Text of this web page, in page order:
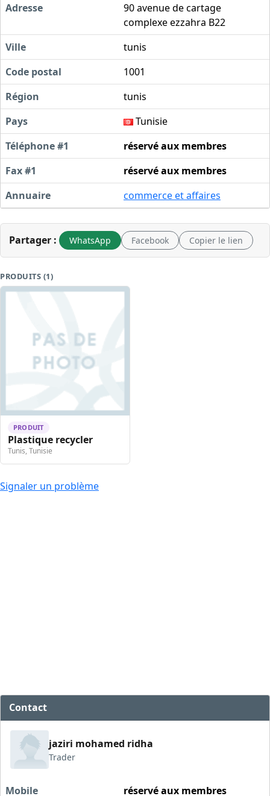
Adresse
90 avenue de cartage
complexe ezzahra B22
Ville
tunis
Code postal
1001
Région
tunis
Pays
Tunisie
Téléphone #1
réservé aux membres
Fax #1
réservé aux membres
Annuaire
commerce et affaires
Partager : WhatsApp Facebook Copier le lien
PRODUITS (1)
PRODUIT
Plastique recycler
Tunis, Tunisie
Signaler un problème
Contact
jaziri mohamed ridha
Trader
Mobile réservé aux membres